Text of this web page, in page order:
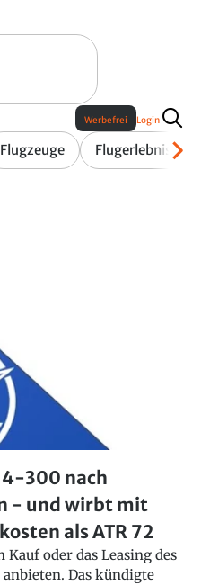
Flugzeuge Flugerlebnis
Werbefrei Login
300 nach
- und wirbt mit
als ATR 72
oder das Leasing des
Das kündigte